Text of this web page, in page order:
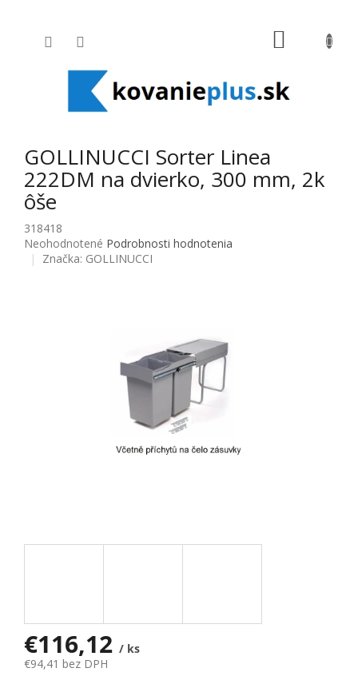
GOLLINUCCI Sorter Linea
222DM na dvierko, 300 mm, 2k
ôše
318418
Priemerné hodnotenie produktu je 0,0 z 5 hviezdičiek.
Neohodnotené Podrobnosti hodnotenia
Značka: GOLLINUCCI
€116,12 / ks
€94,41 bez DPH